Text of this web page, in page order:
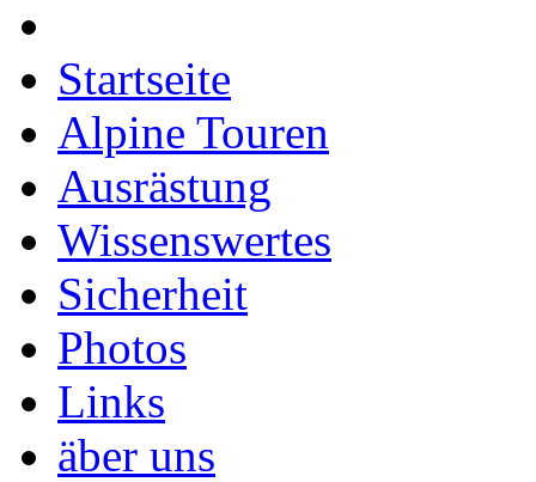
Startseite
Alpine Touren
Ausrästung
Wissenswertes
Sicherheit
Photos
Links
äber uns